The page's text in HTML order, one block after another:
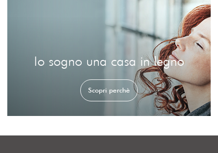
Io sogno una casa in legno
Scopri perchè